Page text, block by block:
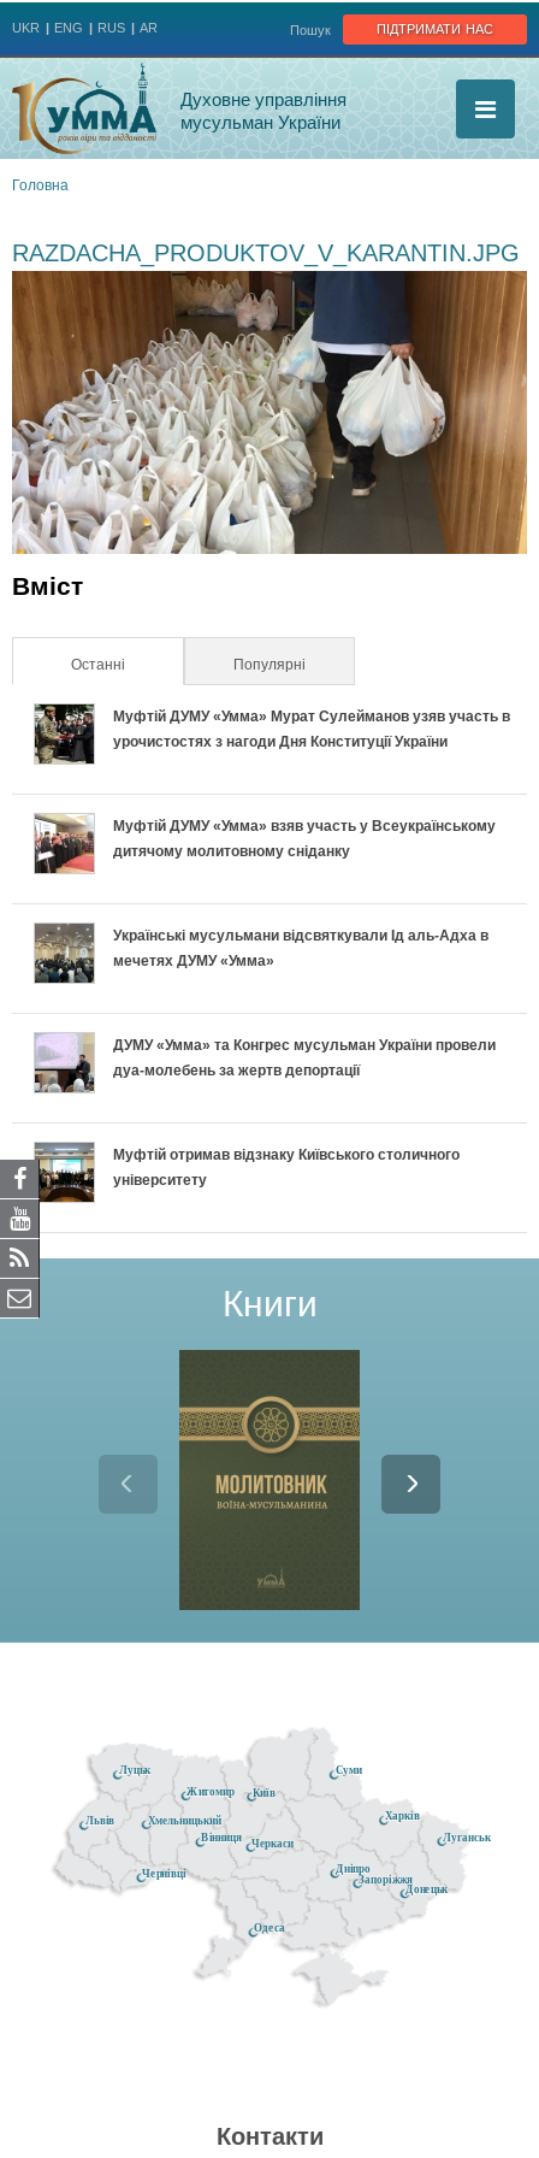
підтримати нас
Пошук
UKR ENG RUS AR
Духовне управління
мусульман України
є
тут
Головна
RAZDACHA_PRODUKTOV_V_KARANTIN.JPG
Вміст
Останні (активна вкладка)Популярні
Муфтій ДУМУ «Умма» Мурат Сулейманов узяв участь в
урочистостях з нагоди Дня Конституції України
Муфтій ДУМУ «Умма» взяв участь у Всеукраїнському
дитячому молитовному сніданку
Українські мусульмани відсвяткували Ід аль-Адха в
мечетях ДУМУ «Умма»
ДУМУ «Умма» та Конгрес мусульман України провели
дуа-молебень за жертв депортації
Муфтій отримав відзнаку Київського столичного
університету
Книги
Донецьк
Житомир
Черкаси
Чернівці
Київ
Луганськ
Хмельницький
Луцьк
Дніпро
Одеса
Суми
Вінниця
Запоріжжя
Львів Харків
Контакти